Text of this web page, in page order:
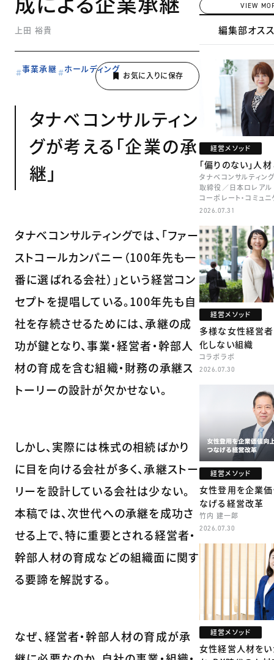
上田 裕貴
事業承継 ホールディング
タナベコンサルティン
グが考える「企業の承
継」
タナベコンサルティングでは、「ファー
ストコールカンパニー（100年先も一
番に選ばれる会社）」という経営コン
セプトを提唱している。100年先も自
社を存続させるためには、承継の成
功が鍵となり、事業・経営者・幹部人
材の育成を含む組織・財務の承継ス
トーリーの設計が欠かせない。
しかし、実際には株式の相続ばかり
に目を向ける会社が多く、承継ストー
リーを設計している会社は少ない。
本稿では、次世代への承継を成功さ
せる上で、特に重要とされる経営者・
幹部人材の育成などの組織面に関す
る要諦を解説する。
なぜ、経営者・幹部人材の育成が承
VIEW
編集部オス
経営メソッド
「偏りのない」人
タナベコンサルティン
取締役／日本ロレア
コーポレート・コミュ
本部長／キャリアコン
2026.07.31
経営メソッド
多様な女性経営
化しない組織
コラボラボ
2026.07.30
経営メソッド
女性登用を企業
なげる経営改革
竹内 建一郎
2026.07.30
経営メソッド
女性経営人材を